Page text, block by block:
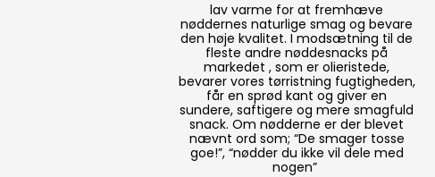
lav varme for at fremhæve
nøddernes naturlige smag og bevare
den høje kvalitet. I modsætning til de
fleste andre nøddesnacks på
markedet , som er olieristede,
bevarer vores tørristning fugtigheden,
får en sprød kant og giver en
sundere, saftigere og mere smagfuld
snack. Om nødderne er der blevet
nævnt ord som; “De smager tosse
goe!”, “nødder du ikke vil dele med
nogen”